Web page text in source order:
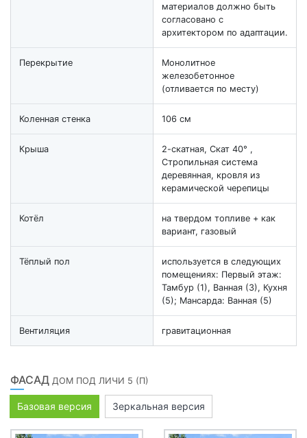
материалов должно быть
согласовано с
архитектором по адаптации.
Перекрытие
Монолитное
железобетонное
(отливается по месту)
Коленная стенка 106 см
Крыша
2-скатная, Скат 40° ,
Стропильная система
деревянная, кровля из
керамической черепицы
Котёл
на твердом топливе + как
вариант, газовый
Тёплый пол
используется в следующих
помещениях: Первый этаж:
Тамбур (1), Ванная (3), Кухня
(5); Мансарда: Ванная (5)
Вентиляция гравитационная
ФАСАД ДОМ ПОД ЛИЧИ 5 (П)
Базовая версия Зеркальная версия